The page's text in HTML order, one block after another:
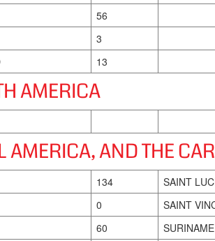
56
3
13
AMERICA
AMERICA, AND THE
134 SAINT
0 SAINT
60 SURINAME